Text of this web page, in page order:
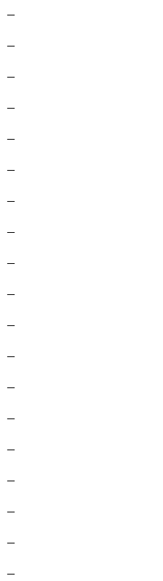
–
–
–
–
–
–
–
–
–
–
–
–
–
–
–
–
–
–
–